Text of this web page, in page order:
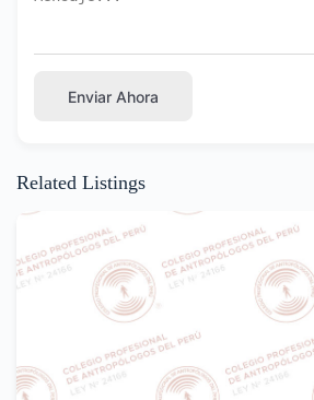
Enviar Ahora
Related Listings